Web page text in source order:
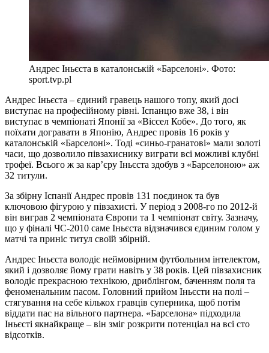
Андрес Іньєста в каталонській «Барселоні». Фото:
sport.tvp.pl
Андрес Іньєста – єдиний гравець нашого топу, який досі
виступає на професійному рівні. Іспанцю вже 38, і він
виступає в чемпіонаті Японії за «Віссел Кобе». До того, як
поїхати догравати в Японію, Андрес провів 16 років у
каталонській «Барселоні». Тоді «синьо-гранатові» мали золоті
часи, що дозволило півзахиснику виграти всі можливі клубні
трофеї. Всього ж за кар’єру Іньєста здобув з «Барселоною» аж
32 титули.
За збірну Іспанії Андрес провів 131 поєдинок та був
ключовою фігурою у півзахисті. У період з 2008-го по 2012-й
він виграв 2 чемпіоната Європи та 1 чемпіонат світу. Зазначу,
що у фіналі ЧС-2010 саме Іньєста відзначився єдиним голом у
матчі та приніс титул своїй збірній.
Андрес Іньєста володіє неймовірним футбольним інтелектом,
який і дозволяє йому грати навіть у 38 років. Цей півзахисник
володіє прекрасною технікою, дриблінгом, баченням поля та
феноменальним пасом. Головний прийом Іньєсти на полі –
стягування на себе кількох гравців суперника, щоб потім
віддати пас на вільного партнера. «Барселона» підходила
Іньєсті якнайкраще – він зміг розкрити потенціал на всі сто
відсотків.